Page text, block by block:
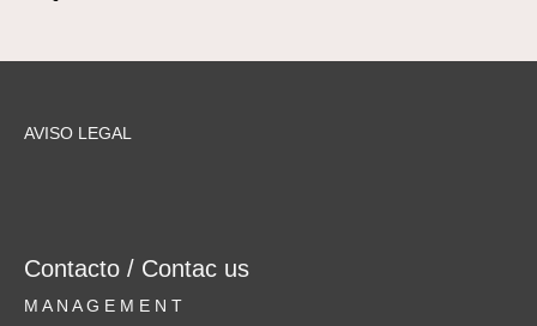
AVISO LEGAL
Contacto / Contac us
M A N A G E M E N T